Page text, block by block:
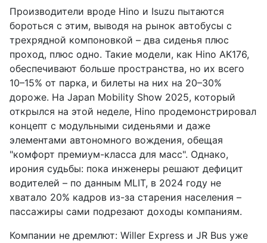
Производители вроде Hino и Isuzu пытаются
бороться с этим, выводя на рынок автобусы с
трехрядной компоновкой – два сиденья плюс
проход, плюс одно. Такие модели, как Hino AK176,
обеспечивают больше пространства, но их всего
10–15% от парка, и билеты на них на 20–30%
дороже. На Japan Mobility Show 2025, который
открылся на этой неделе, Hino продемонстрировал
концепт с модульными сиденьями и даже
элементами автономного вождения, обещая
"комфорт премиум-класса для масс". Однако,
ирония судьбы: пока инженеры решают дефицит
водителей – по данным MLIT, в 2024 году не
хватало 20% кадров из-за старения населения –
пассажиры сами подрезают доходы компаниям.
Компании не дремлют: Willer Express и JR Bus уже